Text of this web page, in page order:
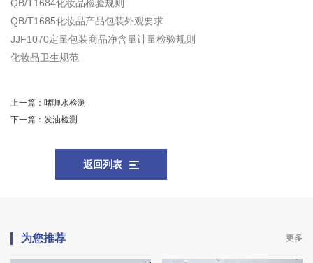
QB/T1684化妆品检验规则
QB/T1685化妆品产品包装外观要求
JJF1070定量包装商品净含量计量检验规则
化妆品卫生规范
上一篇： 啫喱水检测
下一篇： 发油检测
返回列表
为您推荐 更多